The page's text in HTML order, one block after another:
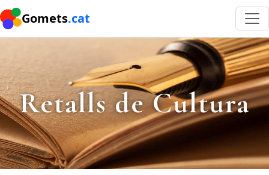
Gomets.cat
Retalls de Cultura